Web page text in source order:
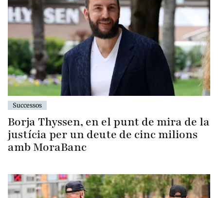
Successos
Borja Thyssen, en el punt de mira de la
justícia per un deute de cinc milions
amb MoraBanc